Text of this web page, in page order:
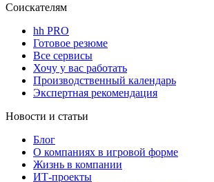
Соискателям
hh PRO
Готовое резюме
Все сервисы
Хочу у вас работать
Производственный календарь
Экспертная рекомендация
Новости и статьи
Блог
О компаниях в игровой форме
Жизнь в компании
ИТ-проекты